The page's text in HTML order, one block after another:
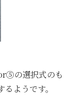
の選択式のも
ようです。